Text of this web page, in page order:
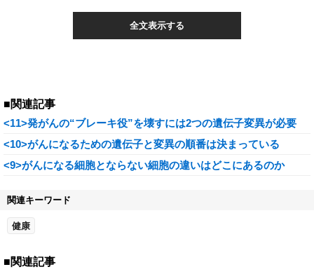
全文表示する
■関連記事
<11>発がんの“ブレーキ役”を壊すには2つの遺伝子変異が必要
<10>がんになるための遺伝子と変異の順番は決まっている
<9>がんになる細胞とならない細胞の違いはどこにあるのか
関連キーワード
健康
■関連記事